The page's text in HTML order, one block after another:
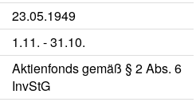
23.05.1949
1.11. - 31.10.
Aktienfonds gemäß § 2 Abs. 6
InvStG